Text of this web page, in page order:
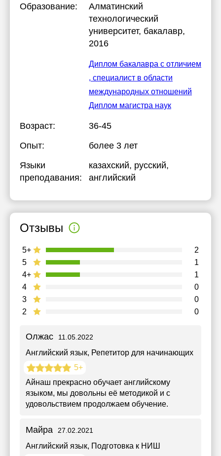
Образование:
Алматинский
технологический
университет, бакалавр,
2016
Диплом бакалавра с отличием
, специалист в области
международных отношений
Диплом магистра наук
Возраст:
36-45
Опыт:
более 3 лет
Языки
преподавания:
казахский, русский,
английский
Отзывы
2 0
3 0
4 0
4+ 1
5 1
5+ 2
Олжас 11.05.2022
Английский язык, Репетитор для начинающих
5+
Айнаш прекрасно обучает английскому
языком, мы довольны её методикой и с
удовольствием продолжаем обучение.
Майра 27.02.2021
Английский язык, Подготовка к НИШ